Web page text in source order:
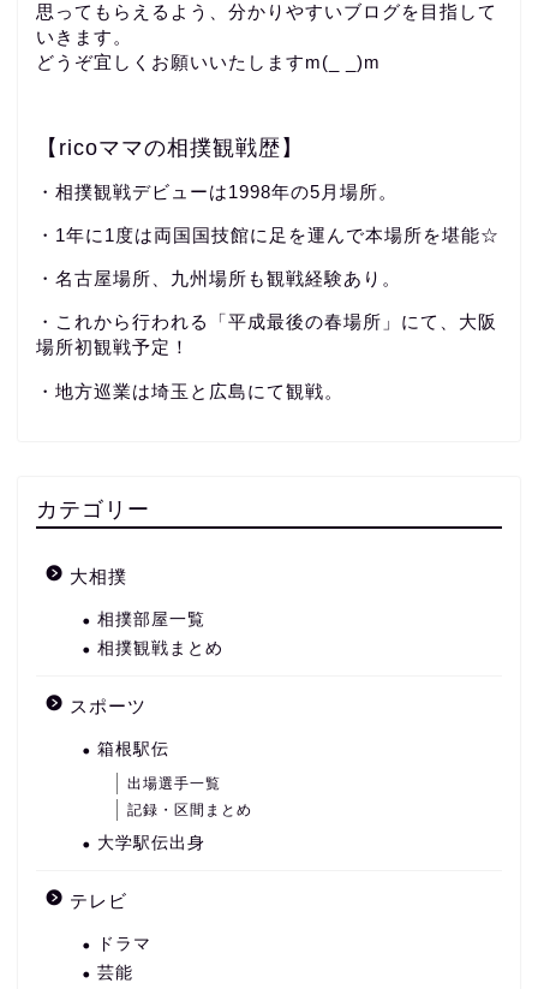
思ってもらえるよう、分かりやすいブログを目指して
いきます。
どうぞ宜しくお願いいたしますm(_ _)m
【ricoママの相撲観戦歴】
・相撲観戦デビューは1998年の5月場所。
・1年に1度は両国国技館に足を運んで本場所を堪能☆
・名古屋場所、九州場所も観戦経験あり。
・これから行われる「平成最後の春場所」にて、大阪
場所初観戦予定！
・地方巡業は埼玉と広島にて観戦。
カテゴリー
大相撲
相撲部屋一覧
相撲観戦まとめ
スポーツ
箱根駅伝
出場選手一覧
記録・区間まとめ
大学駅伝出身
テレビ
ドラマ
芸能